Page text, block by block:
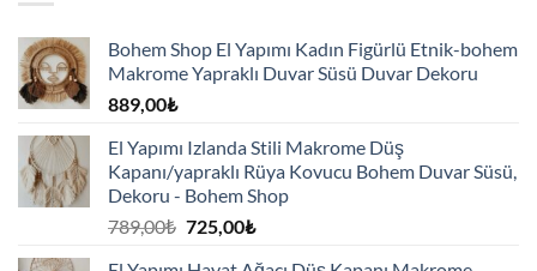
Bohem Shop El Yapımı Kadın Figürlü Etnik-bohem
Makrome Yapraklı Duvar Süsü Duvar Dekoru
889,00₺
El Yapımı Izlanda Stili Makrome Düş
Kapanı/yapraklı Rüya Kovucu Bohem Duvar Süsü,
Dekoru - Bohem Shop
789,00₺ Orijinal
725,00₺Şu